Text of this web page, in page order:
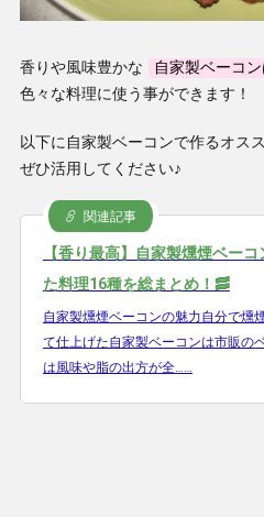
香りや風味豊かな 自家製ベーコ
色々な料理に使う事ができます！
以下に自家製ベーコンで作るオス
ぜひ活用してください♪
関連記事
【香り最高】自家製燻煙ベーコ
た料理16種を総まとめ！🥓
自家製燻煙ベーコンの魅力自分で燻
て仕上げた自家製ベーコンは市販の
は風味や脂の出方が全……